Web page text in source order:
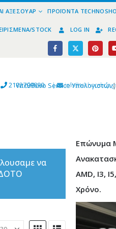
ΑΞΕΣΟΥΆΡ ΠΡΟΪΌΝΤΑ
STOCK LOG IN
2102799890 |
Υπεύθυνο Service Υπολογιστών|
να
Επώνυμα
AMD, I3,
Χρόνο.